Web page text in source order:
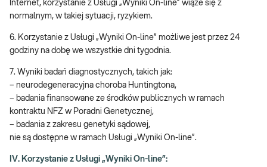
Internet, korzystanie z Usługi „Wyniki On-line” wiąże się z
normalnym, w takiej sytuacji, ryzykiem.
6. Korzystanie z Usługi „Wyniki On-line” możliwe jest przez 24
godziny na dobę we wszystkie dni tygodnia.
7. Wyniki badań diagnostycznych, takich jak:
– neurodegeneracyjna choroba Huntingtona,
– badania finansowane ze środków publicznych w ramach
kontraktu NFZ w Poradni Genetycznej,
– badania z zakresu genetyki sądowej,
nie są dostępne w ramach Usługi „Wyniki On-line”.
IV. Korzystanie z Usługi „Wyniki On-line”: